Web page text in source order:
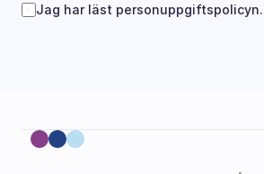
Jag har läst personuppgiftspolicyn.